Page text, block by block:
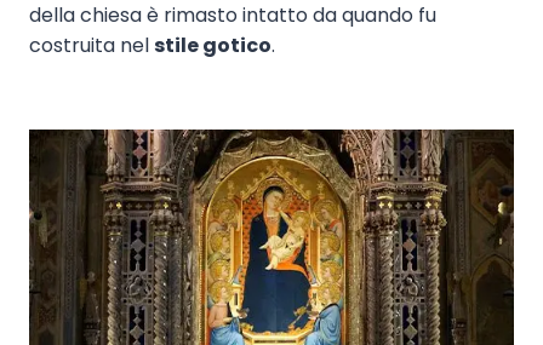
della chiesa è rimasto intatto da quando fu
costruita nelstile gotico.